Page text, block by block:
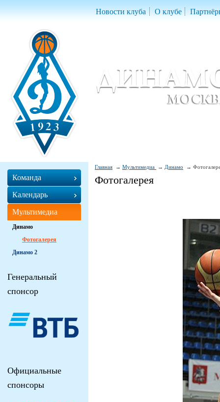
Новости клуба О клубе
Главная Мультимедиа Динамо
Фотогалерея
Команда
Календарь
Мультимедиа
Динамо
Фотогалерея
Динамо 2
Генеральный
спонсор
Официальные
спонсоры